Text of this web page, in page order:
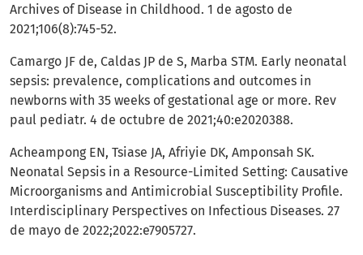
Archives of Disease in Childhood. 1 de agosto de
2021;106(8):745-52.
Camargo JF de, Caldas JP de S, Marba STM. Early neonatal
sepsis: prevalence, complications and outcomes in
newborns with 35 weeks of gestational age or more. Rev
paul pediatr. 4 de octubre de 2021;40:e2020388.
Acheampong EN, Tsiase JA, Afriyie DK, Amponsah SK.
Neonatal Sepsis in a Resource-Limited Setting: Causative
Microorganisms and Antimicrobial Susceptibility Profile.
Interdisciplinary Perspectives on Infectious Diseases. 27
de mayo de 2022;2022:e7905727.